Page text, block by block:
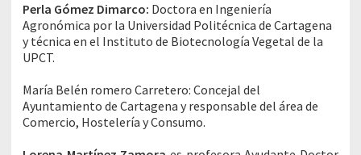
Perla Gómez Dimarco: Doctora en Ingeniería
Agronómica por la Universidad Politécnica de Cartagena
y técnica en el Instituto de Biotecnología Vegetal de la
UPCT.
María Belén romero Carretero: Concejal del
Ayuntamiento de Cartagena y responsable del área de
Comercio, Hostelería y Consumo.